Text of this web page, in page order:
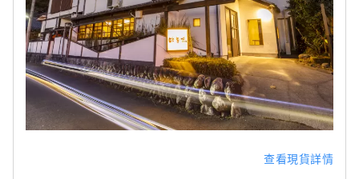
查看現貨詳情